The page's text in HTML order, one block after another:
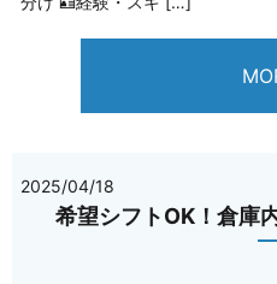
2025/04/18
希望シフトOK！倉庫